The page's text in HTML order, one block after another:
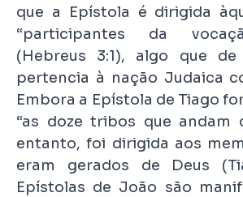
que a Epístola é dirigida
“participantes da
(Hebreus 3:1), algo que
pertencia à nação Judaica
Embora a Epístola de Tiago
“as doze tribos que andam
entanto, foi dirigida aos
eram gerados de Deus
Epístolas de João são